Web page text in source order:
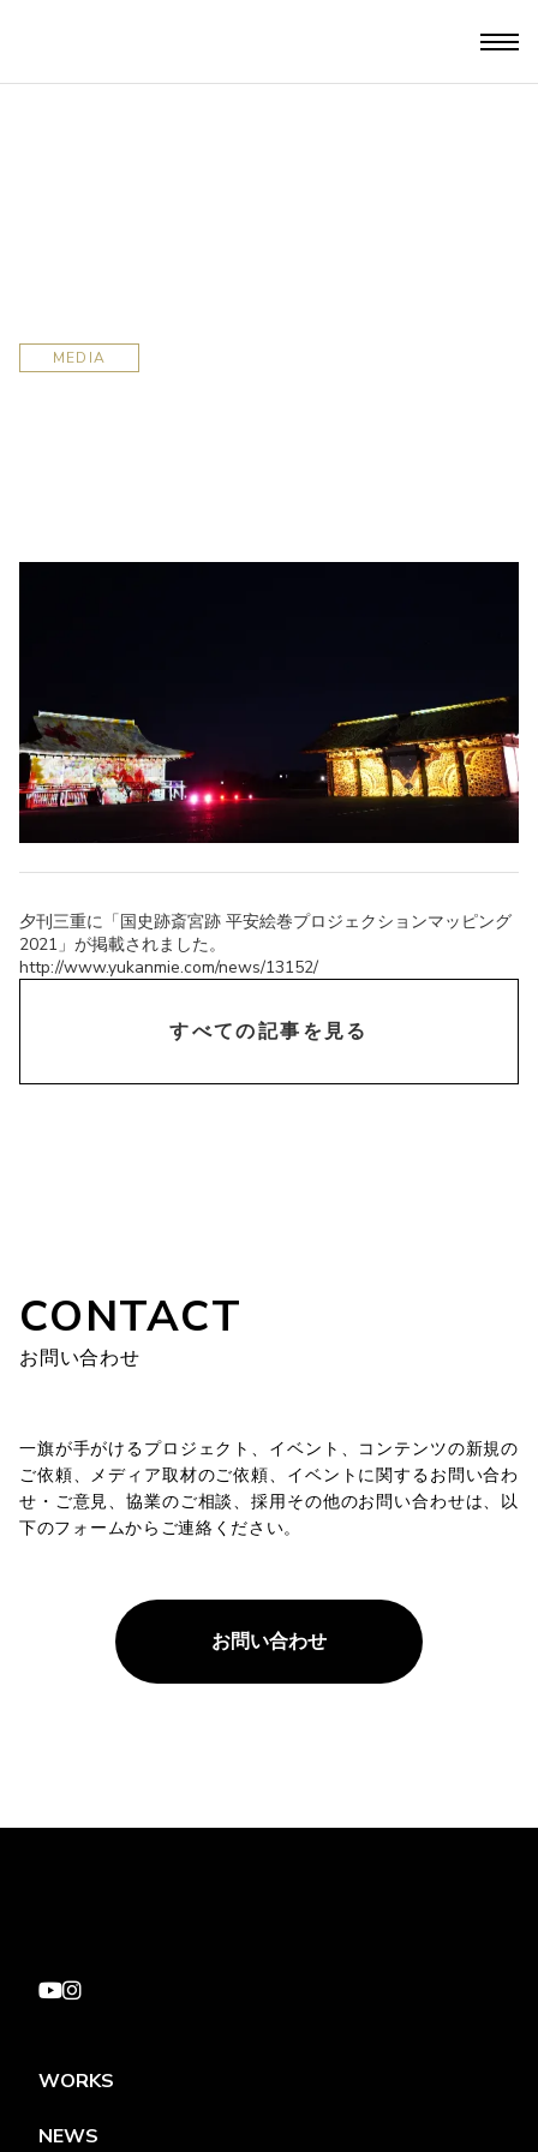
MEDIA
夕刊三重に「国史跡斎宮跡 平安絵巻プロジェクションマッピング
2021」が掲載されました。
http://www.yukanmie.com/news/13152/
すべての記事を見る
CONTACT
お問い合わせ
一旗が手がけるプロジェクト、イベント、コンテンツの新規の
ご依頼、メディア取材のご依頼、イベントに関するお問い合わ
せ・ご意見、協業のご相談、採用その他のお問い合わせは、以
下のフォームからご連絡ください。
お問い合わせ
WORKS
NEWS